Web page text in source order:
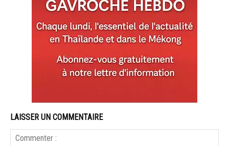
LAISSER UN COMMENTAIRE